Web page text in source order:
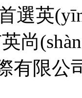
選英
尚
有限公